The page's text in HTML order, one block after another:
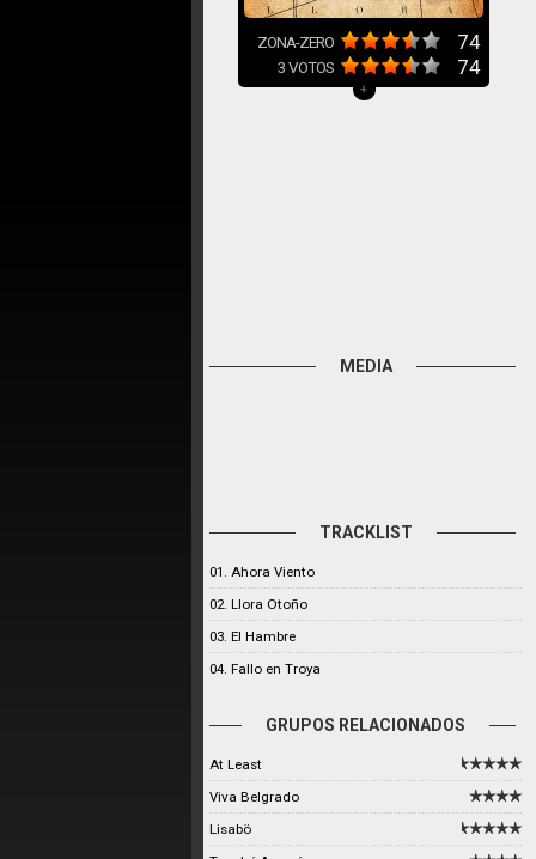
ZONA-ZERO 74
3VOTOS 74
+
MEDIA
TRACKLIST
01. Ahora Viento
02. Llora Otoño
03. El Hambre
04. Fallo en Troya
GRUPOS RELACIONADOS
At Least
Viva Belgrado
Lisabö